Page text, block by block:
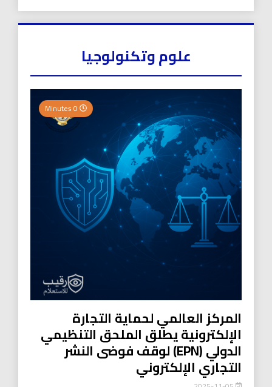
علوم وتكنولوجيا
المركز العالمي لحماية التجارة
الإلكترونية يطلق الملحق التنظيمي
الدولي (EPN) لوقف فوضى النشر
التجاري الإلكتروني